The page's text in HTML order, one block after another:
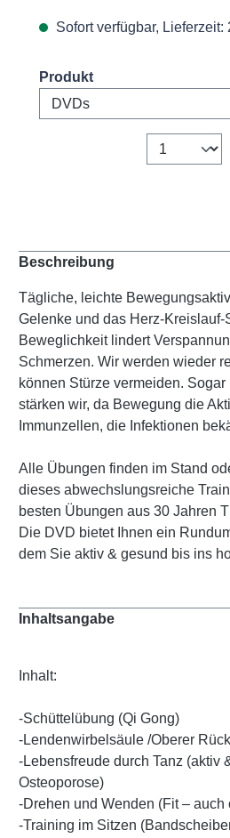
Sofort verfügbar, Lieferzeit:
Select
Produkt
Anzahl
Beschreibung
Tägliche, leichte
Gelenke und das Herz-Kreislauf-
Beweglichkeit lindert
Schmerzen. Wir werden wieder
können Stürze vermeiden.
stärken wir, da Bewegung die
Immunzellen, die Infektionen
Alle Übungen finden im Stand
dieses abwechslungsreiche
besten Übungen aus 30 Jahren
Die DVD bietet Ihnen ein
dem Sie aktiv & gesund bis ins
Inhaltsangabe
Inhalt:
-Schüttelübung (Qi Gong)
-Lendenwirbelsäule /Oberer
-Lebensfreude durch Tanz (aktiv
Osteoporose)
-Drehen und Wenden (Fit – auch
-Training im Sitzen